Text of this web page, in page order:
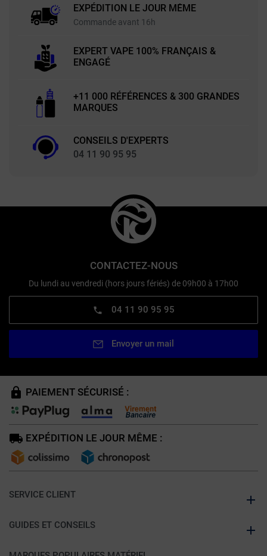
EXPÉDITION LE JOUR MÊME
Commande avant 16h
EXPERT VAPE 100% FRANÇAIS &
ENGAGÉ
+11 000 RÉFÉRENCES & 300 GRANDES
MARQUES
CONSEILS D'EXPERTS
04 11 90 95 95
CONTACTEZ-NOUS
Du lundi au vendredi (hors jours fériés) de 09h00 à 17h00
04 11 90 95 95
Envoyer un mail
PAIEMENT SÉCURISÉ :
EXPÉDITION LE JOUR MÊME :
SERVICE CLIENT
GUIDES ET CONSEILS